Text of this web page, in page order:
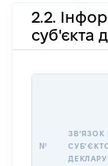
2.2.
суб'єкта
№
ЗВʼЯЗОК